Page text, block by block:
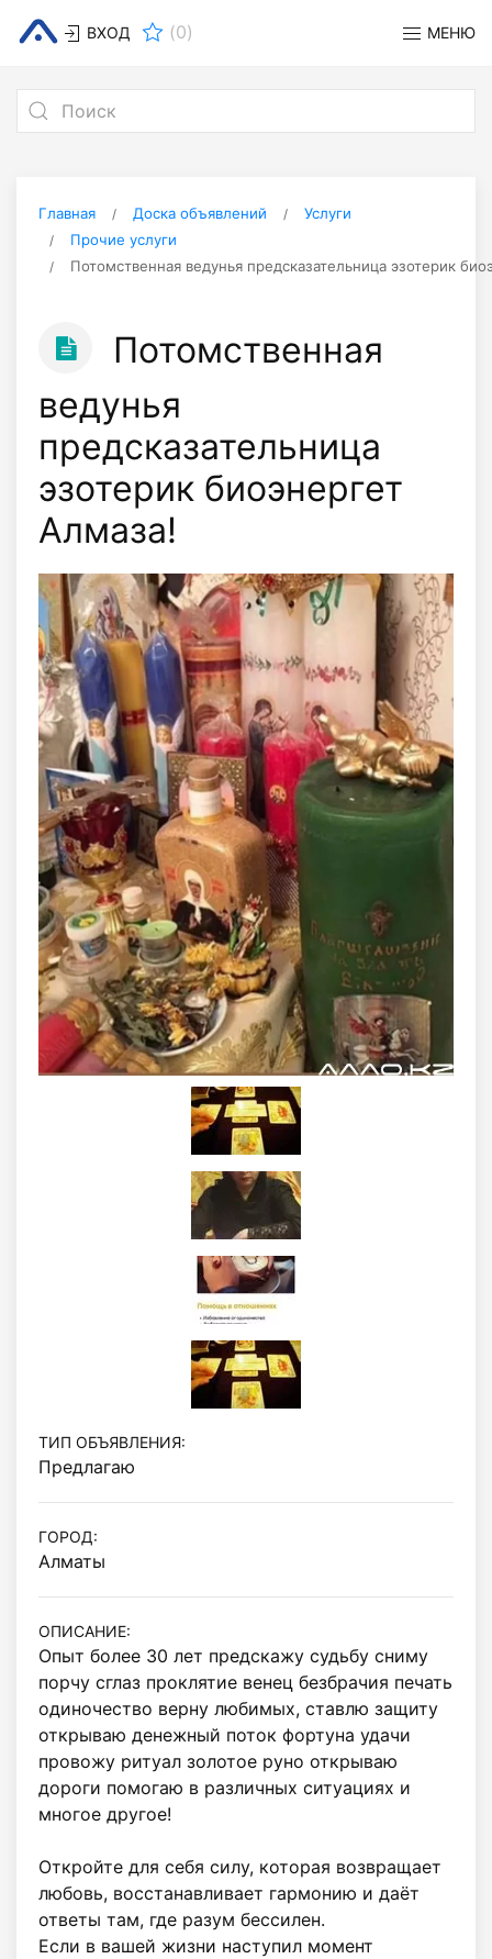
ВХОД (0) МЕНЮ
Главная Доска объявлений
Услуги
Прочие услуги
Потомственная ведунья предсказательница эзотерик
Потомственная
ведунья
предсказательница
эзотерик биоэнергет
Алмаза!
ТИП ОБЪЯВЛЕНИЯ:
Предлагаю
ГОРОД:
Алматы
ОПИСАНИЕ:
Опыт более 30 лет предскажу судьбу сниму
порчу сглаз проклятие венец безбрачия печать
одиночество верну любимых, ставлю защиту
открываю денежный поток фортуна удачи
провожу ритуал золотое руно открываю
дороги помогаю в различных ситуациях и
многое другое!
Откройте для себя силу, которая возвращает
любовь, восстанавливает гармонию и даёт
ответы там, где разум бессилен.
Если в вашей жизни наступил момент